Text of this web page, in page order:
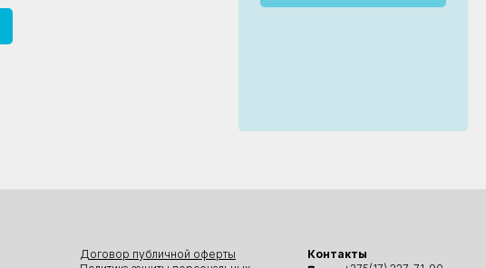
Договор публичной оферты
Контакты